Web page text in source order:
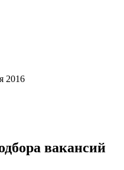
2016
вакансий